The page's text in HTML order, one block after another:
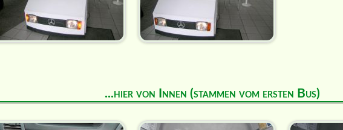
...hier von Innen (stammen vom ersten Bus)